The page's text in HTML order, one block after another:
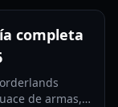
completa
de armas,